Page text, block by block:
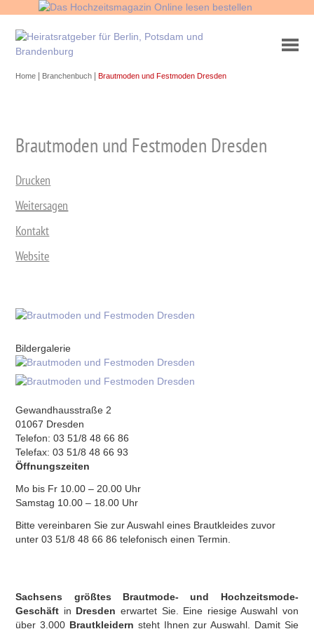
Home Branchenbuch |Brautmoden und Festmoden Dresden
Brautmoden und Festmoden Dresden
Drucken
Weitersagen
Kontakt
Website
Bildergalerie
Gewandhausstraße 2
01067 Dresden
Telefon: 03 51/8 48 66 86
Telefax: 03 51/8 48 66 93
Öffnungszeiten
Mo bis Fr 10.00 – 20.00 Uhr
Samstag 10.00 – 18.00 Uhr
Bitte vereinbaren Sie zur Auswahl eines Brautkleides zuvor
unter 03 51/8 48 66 86 telefonisch einen Termin.
Sachsens größtes Brautmode- und Hochzeitsmode-
Geschäft in Dresden erwartet Sie. Eine riesige Auswahl von
über 3.000 Brautkleidern steht Ihnen zur Auswahl. Damit Sie